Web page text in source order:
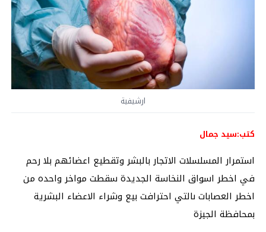
ارشيفية
كتب:سيد جمال
استمرار المسلسلات الاتجار بالبشر وتقطيع اعضائهم بلا رحم
في اخطر اسواق النخاسة الجديدة سقطت مواخر واحده من
اخطر العصابات ىالتي احترافت بيع وشراء الاعضاء البشرية
بمحافظة الجيزة